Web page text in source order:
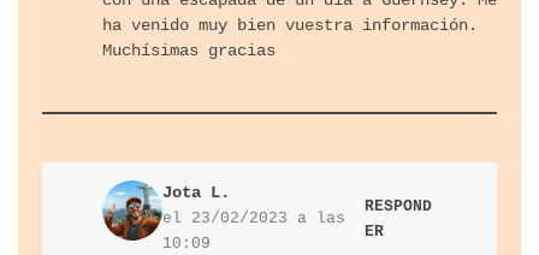
ha venido muy bien vuestra información.
Muchísimas gracias
Jota L.
el 23/02/2023 a las
10:09
RESPOND
ER